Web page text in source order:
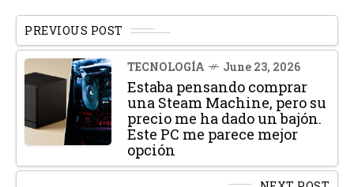
PREVIOUS POST
TECNOLOGÍA June 23, 2026
Estaba pensando comprar
una Steam Machine, pero su
precio me ha dado un bajón.
Este PC me parece mejor
opción